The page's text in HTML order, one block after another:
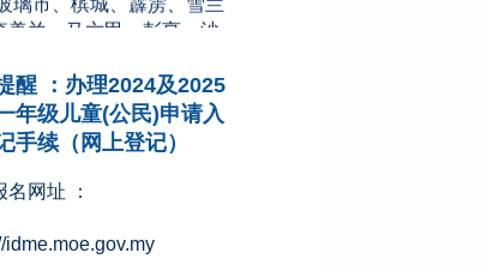
拉越、吉隆坡、纳闽和布
源：星洲网 (08.11.2023)
醒 ：办理2024及2025
年级儿童(公民)申请入
手续（网上登记）
名网址 ：
idme.moe.gov.my